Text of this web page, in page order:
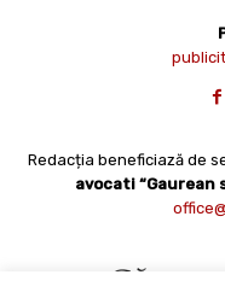
Redacția beneficiază de
avocati “Gaurean